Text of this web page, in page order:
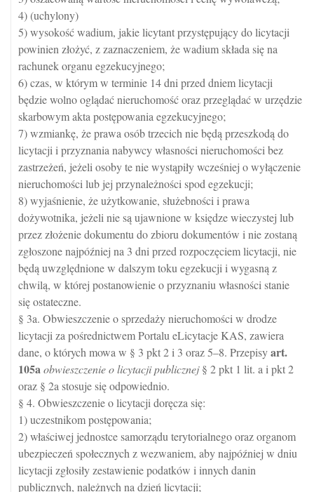
4) (uchylony)
5) wysokość wadium, jakie licytant przystępujący do licytacji
powinien złożyć, z zaznaczeniem, że wadium składa się na
rachunek organu egzekucyjnego;
6) czas, w którym w terminie 14 dni przed dniem licytacji
będzie wolno oglądać nieruchomość oraz przeglądać w urzędzie
skarbowym akta postępowania egzekucyjnego;
7) wzmiankę, że prawa osób trzecich nie będą przeszkodą do
licytacji i przyznania nabywcy własności nieruchomości bez
zastrzeżeń, jeżeli osoby te nie wystąpiły wcześniej o wyłączenie
nieruchomości lub jej przynależności spod egzekucji;
8) wyjaśnienie, że użytkowanie, służebności i prawa
dożywotnika, jeżeli nie są ujawnione w księdze wieczystej lub
przez złożenie dokumentu do zbioru dokumentów i nie zostaną
zgłoszone najpóźniej na 3 dni przed rozpoczęciem licytacji, nie
będą uwzględnione w dalszym toku egzekucji i wygasną z
chwilą, w której postanowienie o przyznaniu własności stanie
się ostateczne.
§ 3a. Obwieszczenie o sprzedaży nieruchomości w drodze
licytacji za pośrednictwem Portalu eLicytacje KAS, zawiera
dane, o których mowa w § 3 pkt 2 i 3 oraz 5–8. Przepisyart.
105aobwieszczenie o licytacji publicznej§ 2 pkt 1 lit. a i pkt 2
oraz § 2a stosuje się odpowiednio.
§ 4. Obwieszczenie o licytacji doręcza się:
1) uczestnikom postępowania;
2) właściwej jednostce samorządu terytorialnego oraz organom
ubezpieczeń społecznych z wezwaniem, aby najpóźniej w dniu
licytacji zgłosiły zestawienie podatków i innych danin
publicznych, należnych na dzień licytacji;